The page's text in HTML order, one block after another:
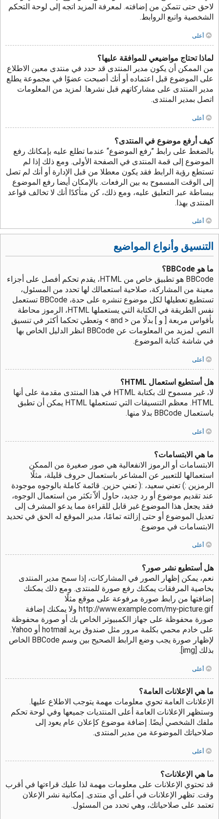
لاحق حتى تتمكن من إضافته. لمعرفة المزيد اتجه إلى لوحة التحكم
الشخصية واتبع الروابط.
أعلى
لماذا تحتاج مواضيعي للموافقة عليها؟
من الممكن أن يكون مدير المنتدى قد حدد في منتدى معين الاطلاع
على الموضوع قبل اعتماده أو أنك أصبحت عضوًا في مجموعة يطلع
مدير المنتدى على مشاركاتهم قبل نشرها. لمزيد من المعلومات
اتصل بمدير المنتدى.
أعلى
كيف أرفع موضوع في المنتدى؟
بالضغط على رابط ”رفع الموضوع“ عندما تطلع عليه بإمكانك رفع
الموضوع إلى قمة المنتدى في الصفحة الأولى. ومع ذلك إذا لم
تستطع رؤية الرابط فقد يكون معطلا من قبل الإدارة أو أنك لم تصل
إلى الوقت المسموح به بين الرفعات. بالإمكان أيضا رفع الموضوع
ببساطة عبر التعليق عليه، ومع ذلك، كن متأكدًا أنك لا تخالف قواعد
المنتدى بهذا.
أعلى
التنسيق وأنواع المواضيع
ما هو BBCode؟
BBCode هو تطبيق خاص من HTML، يقدم تحكم أفصل على أجزاء
معينة من المشاركة، صلاحية استعمالك لها تحدد من المسئول،
تستطيع تعطيلها لكل موضوع تنشره على حدة، BBCode تستعمل
نفس الطريقة في الكتابة التي يستعملها HTML، الرموز محاطة
بأقواس مربعة [ و ] بدلًا من < and > وتعطي تحكما أكثر في تنسيق
النص. لمزيد من المعلومات عن BBCode انظر الدليل الخاص بها
في شاشة كتابة الموضوع.
أعلى
هل أستطيع استعمال HTML؟
لا، غير مسموح لك بكتابة HTML في هذا المنتدى مقدمة على أنها
HTML. معظم التنسيقات التي تستعملها HTML يمكن أن تطبق
باستعمال BBCode بدلا منها.
أعلى
ما هي الابتسامات؟
الابتسامات أو الرموز الانفعالية هي صور صغيرة من الممكن
استعمالها للتعبير عن المشاعر باستعمال حروف قليلة، مثلًا
الرمزين :) تعني سعيد، :( تعني حزين. قائمة كاملة بالوجوه موجودة
عند تقديم موضوع أو رد جديد، حاول ألاّ تكثر من استعمال الوجوه،
فقد يجعل هذا الموضوع غير قابل للقراءة مما يدعو المشرف إلى
تعديل الموضوع أو حتى إزالته تمامًا، مدير الموقع له الحق في تحديد
الابتسامات في موضوع.
أعلى
هل أستطيع نشر صور؟
نعم، يمكن إظهار الصور في المشاركات، إذا سمح مدير المنتدى
بخاصية المرفقات يمكنك رفع صورة للمنتدى. ومع ذلك يمكنك
إضافتها من رابط صورة مرفوعة على موقع مثلًا
http://www.example.com/my-picture.gif ولا يمكنك إضافة
صورة محفوظة على جهاز الكمبيوتر الخاص بك أو صورة محفوظة
على خادم محمي بكلمة مرور مثل صندوق بريد hotmail أو Yahoo.
لإظهار صورة يجب وضع الرابط الصحيح بين وسم BBCode الخاص
بذلك [img].
أعلى
ما هي الإعلانات العامة؟
الإعلانات العامة تحوي معلومات مهمة يتوجب الاطلاع عليها.
وستظهر الإعلانات العامة أعلى المنتديات جميعها وفي لوحة تحكم
ملفك الشخصي أيضًا. إضافة موضوع كإعلان عام يعود إلى
صلاحياتك الموضوعة من مدير المنتدى.
أعلى
ما هي الإعلانات؟
قد تحتوي الإعلانات على معلومات مهمة لذا عليك قراءتها في أقرب
وقت. تظهر الإعلانات في أعلى أي منتدى. إمكانية نشر الإعلان
تعتمد على صلاحياتك، وهي تحدد من المسئول.